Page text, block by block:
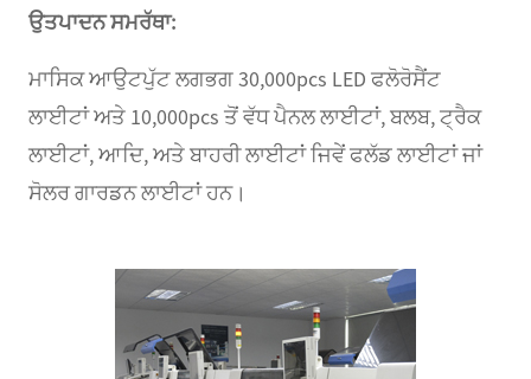
ਉਤਪਾਦਨ ਸਮਰੱਥਾ:
ਮਾਸਿਕ ਆਉਟਪੁੱਟ ਲਗਭਗ 30,000pcs LED ਫਲੋਰੋਸੈਂਟ
ਲਾਈਟਾਂ ਅਤੇ 10,000pcs ਤੋਂ ਵੱਧ ਪੈਨਲ ਲਾਈਟਾਂ, ਬਲਬ, ਟ੍ਰੈਕ
ਲਾਈਟਾਂ, ਆਦਿ, ਅਤੇ ਬਾਹਰੀ ਲਾਈਟਾਂ ਜਿਵੇਂ ਫਲੱਡ ਲਾਈਟਾਂ ਜਾਂ
ਸੋਲਰ ਗਾਰਡਨ ਲਾਈਟਾਂ ਹਨ।